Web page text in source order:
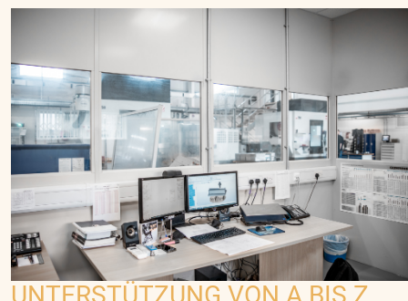
UNTERSTÜTZUNG VON A BIS Z